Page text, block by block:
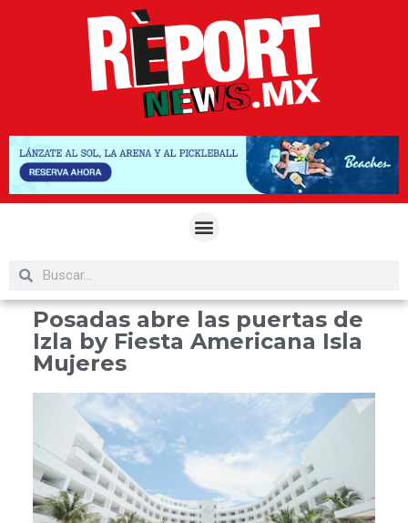
Posadas abre las puertas de
Izla by Fiesta Americana Isla
Mujeres